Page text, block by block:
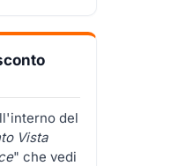
del
Vista
" che vedi